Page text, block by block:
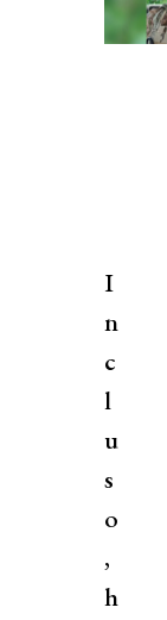
I
n
c
l
u
s
o
,
h